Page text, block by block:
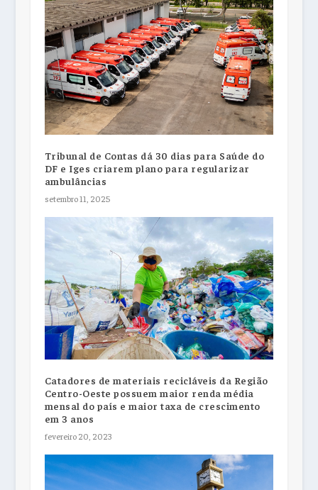
Tribunal de Contas dá 30 dias para Saúde do
DF e Iges criarem plano para regularizar
ambulâncias
setembro 11, 2025
Catadores de materiais recicláveis da Região
Centro-Oeste possuem maior renda média
mensal do país e maior taxa de crescimento
em 3 anos
fevereiro 20, 2023